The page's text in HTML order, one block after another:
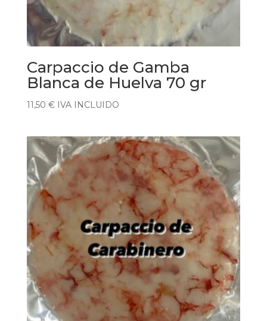
Carpaccio de Gamba
Blanca de Huelva 70 gr
11,50 € IVA INCLUIDO